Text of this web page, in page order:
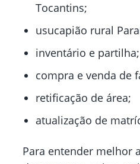
Tocantins;
usucapião rural
inventário e partilha;
compra e venda de
retificação de área;
atualização de
Para entender melhor